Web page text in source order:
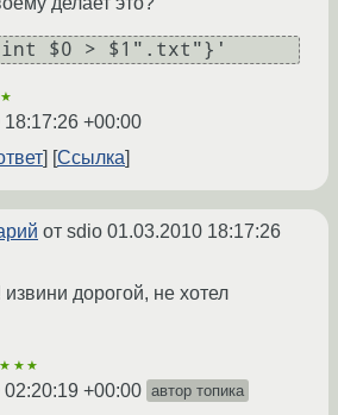
$0 > $1".txt"}'
+00:00
Ссылка
от sdio 01.03.2010 18:17:26
извини дорогой, не хотел
+00:00 автор топика